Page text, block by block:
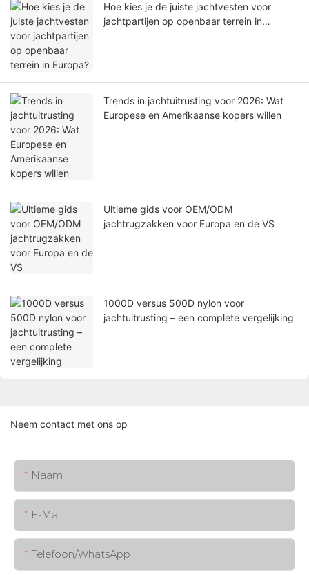
Hoe kies je de juiste jachtvesten voor
jachtpartijen op openbaar terrein in
Trends in jachtuitrusting voor 2026: Wat
Europese en Amerikaanse kopers willen
Ultieme gids voor OEM/ODM
jachtrugzakken voor Europa en de VS
1000D versus 500D nylon voor
jachtuitrusting – een complete vergelijking
Neem contact met ons op
Naam
E-Mail
Telefoon/WhatsApp